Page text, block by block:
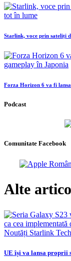
Starlink, voce prin sateliți
Forza Horizon 6 va fi
Podcast
Comunitate Facebook
Alte
Noutăți Starlink Tech
UE își va lansa proprii